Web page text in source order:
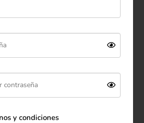
Oso Panda 22 cm
y condiciones